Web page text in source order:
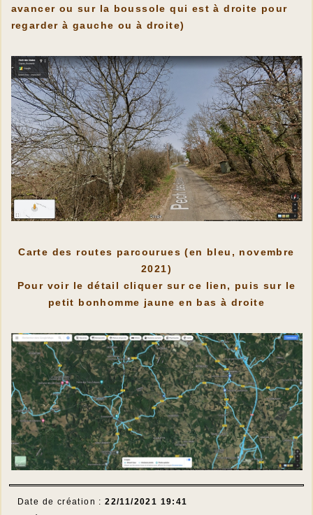
avancer ou sur la boussole qui est à droite pour
regarder à gauche ou à droite)
Carte des routes parcourues (en bleu, novembre
2021)
Pour voir le détail cliquer sur ce lien, puis sur le
petit bonhomme jaune en bas à droite
Date de création :22/11/2021 19:41